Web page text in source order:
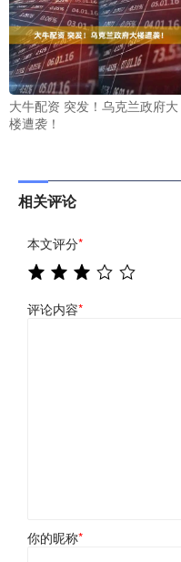
大牛配资 突发！乌克兰政府大
楼遭袭！
相关评论
本文评分*
评论内容*
你的昵称*